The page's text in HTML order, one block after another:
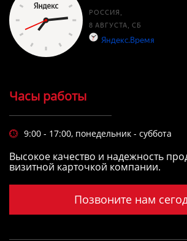
Часы работы
 9:00 - 17:00, понедельник - суббота
Высокое качество и надежность
визитной карточкой компании.
Позвоните нам